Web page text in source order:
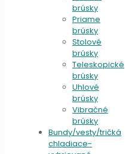
brúsky
Priame
brúsky
Stolové
brúsky
Teleskopické
brúsky
Uhlové
brúsky
Vibračné
brúsky
Bundy/vesty/tričká
chladiace-